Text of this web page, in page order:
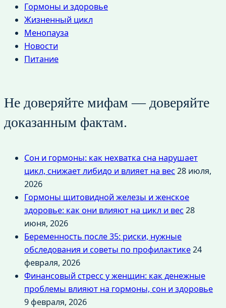
Гормоны и здоровье
Жизненный цикл
Менопауза
Новости
Питание
Не доверяйте мифам — доверяйте
доказанным фактам.
Сон и гормоны: как нехватка сна нарушает
цикл, снижает либидо и влияет на вес28 июля,
2026
Гормоны щитовидной железы и женское
здоровье: как они влияют на цикл и вес28
июня, 2026
Беременность после 35: риски, нужные
обследования и советы по профилактике24
февраля, 2026
Финансовый стресс у женщин: как денежные
проблемы влияют на гормоны, сон и здоровье
9 февраля, 2026